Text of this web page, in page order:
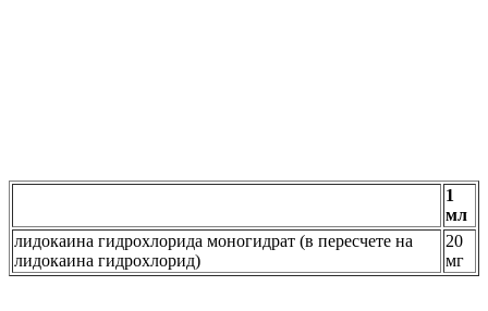
1
мл
лидокаина гидрохлорида моногидрат (в пересчете на
лидокаина гидрохлорид)
20
мг